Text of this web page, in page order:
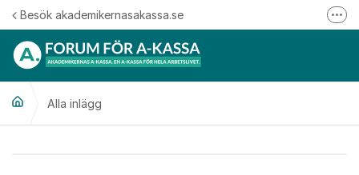
Hoppa till innehåll
Besök akademikernasakassa.se
Alla inlägg